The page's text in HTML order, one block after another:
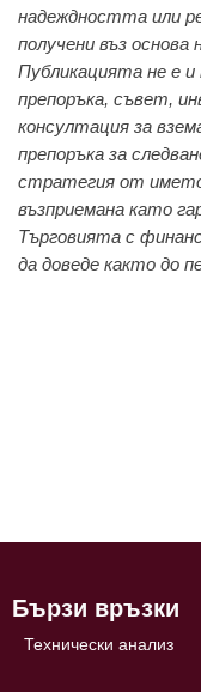
надеждността или
получени въз
Публикацията не е и
препоръка, съвет,
консултация за
препоръка за
стратегия от
възприемана като
Търговията с
да доведе както до
Бързи връзки
Технически анализ